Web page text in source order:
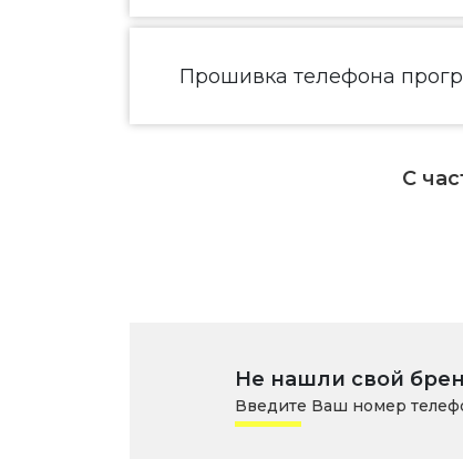
Прошивка телефона
С
Не нашли свой
Введите Ваш номер